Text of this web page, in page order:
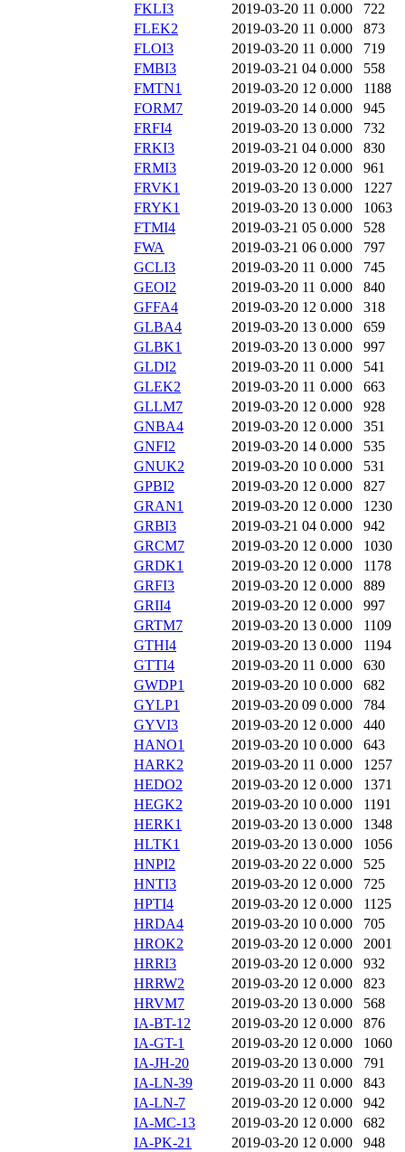
FKLI3
2019-03-20 11 0.000
722
FLEK2
2019-03-20 11 0.000
873
FLOI3
2019-03-20 11 0.000
719
FMBI3
2019-03-21 04 0.000
558
FMTN1
2019-03-20 12 0.000
1188
FORM7
2019-03-20 14 0.000
945
FRFI4
2019-03-20 13 0.000
732
FRKI3
2019-03-21 04 0.000
830
FRMI3
2019-03-20 12 0.000
961
FRVK1
2019-03-20 13 0.000
1227
FRYK1
2019-03-20 13 0.000
1063
FTMI4
2019-03-21 05 0.000
528
FWA
2019-03-21 06 0.000
797
GCLI3
2019-03-20 11 0.000
745
GEOI2
2019-03-20 11 0.000
840
GFFA4
2019-03-20 12 0.000
318
GLBA4
2019-03-20 13 0.000
659
GLBK1
2019-03-20 13 0.000
997
GLDI2
2019-03-20 11 0.000
541
GLEK2
2019-03-20 11 0.000
663
GLLM7
2019-03-20 12 0.000
928
GNBA4
2019-03-20 12 0.000
351
GNFI2
2019-03-20 14 0.000
535
GNUK2
2019-03-20 10 0.000
531
GPBI2
2019-03-20 12 0.000
827
GRAN1
2019-03-20 12 0.000
1230
GRBI3
2019-03-21 04 0.000
942
GRCM7
2019-03-20 12 0.000
1030
GRDK1
2019-03-20 12 0.000
1178
GRFI3
2019-03-20 12 0.000
889
GRII4
2019-03-20 12 0.000
997
GRTM7
2019-03-20 13 0.000
1109
GTHI4
2019-03-20 13 0.000
1194
GTTI4
2019-03-20 11 0.000
630
GWDP1
2019-03-20 10 0.000
682
GYLP1
2019-03-20 09 0.000
784
GYVI3
2019-03-20 12 0.000
440
HANO1
2019-03-20 10 0.000
643
HARK2
2019-03-20 11 0.000
1257
HEDO2
2019-03-20 12 0.000
1371
HEGK2
2019-03-20 10 0.000
1191
HERK1
2019-03-20 13 0.000
1348
HLTK1
2019-03-20 13 0.000
1056
HNPI2
2019-03-20 22 0.000
525
HNTI3
2019-03-20 12 0.000
725
HPTI4
2019-03-20 12 0.000
1125
HRDA4
2019-03-20 10 0.000
705
HROK2
2019-03-20 12 0.000
2001
HRRI3
2019-03-20 12 0.000
932
HRRW2
2019-03-20 12 0.000
823
HRVM7
2019-03-20 13 0.000
568
IA-BT-12
2019-03-20 12 0.000
876
IA-GT-1
2019-03-20 12 0.000
1060
IA-JH-20
2019-03-20 13 0.000
791
IA-LN-39
2019-03-20 11 0.000
843
IA-LN-7
2019-03-20 12 0.000
942
IA-MC-13
2019-03-20 12 0.000
682
IA-PK-21
2019-03-20 12 0.000
948